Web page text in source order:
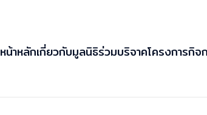
หน้าหลักเกี่ยวกับมูลนิธิร่วมบริจาคโครงการกิจ